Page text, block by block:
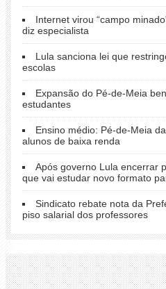
Internet virou “campo
diz especialista
Lula sanciona lei que
escolas
Expansão do Pé-de-Meia
estudantes
Ensino médio: Pé-de-Meia
alunos de baixa renda
Após governo Lula encerrar
que vai estudar novo formato
Sindicato rebate nota da
piso salarial dos professores